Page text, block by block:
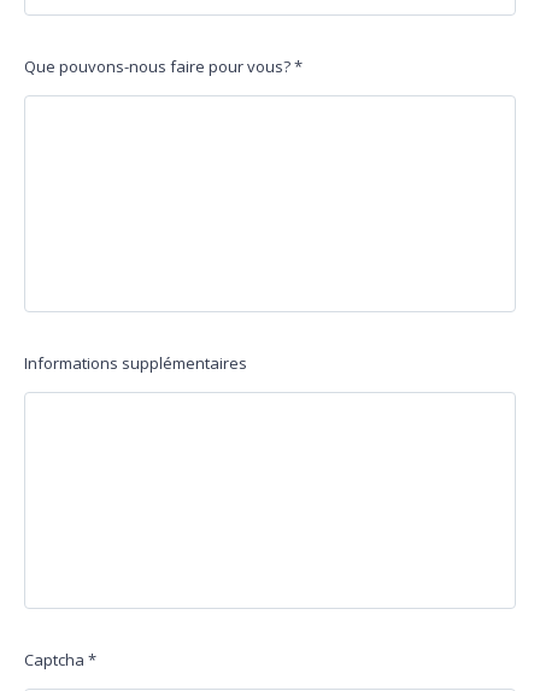
Que pouvons-nous faire pour vous?*
Informations supplémentaires
Captcha *